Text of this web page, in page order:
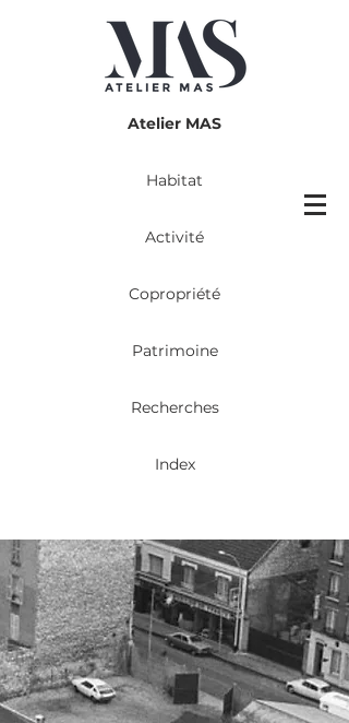
Atelier MAS
Habitat
Activité
Copropriété
Patrimoine
Recherches
Index